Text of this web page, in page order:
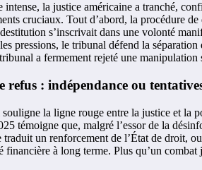
la justice américaine a tranché,
cruciaux. Tout d’abord, la procédure
s’inscrivait dans une volonté
pressions, le tribunal défend la
a fermement rejeté une manipulation
refus : indépendance ou
la ligne rouge entre la justice et la
témoigne que, malgré l’essor de la
un renforcement de l’État de droit,
financière à long terme. Plus qu’un